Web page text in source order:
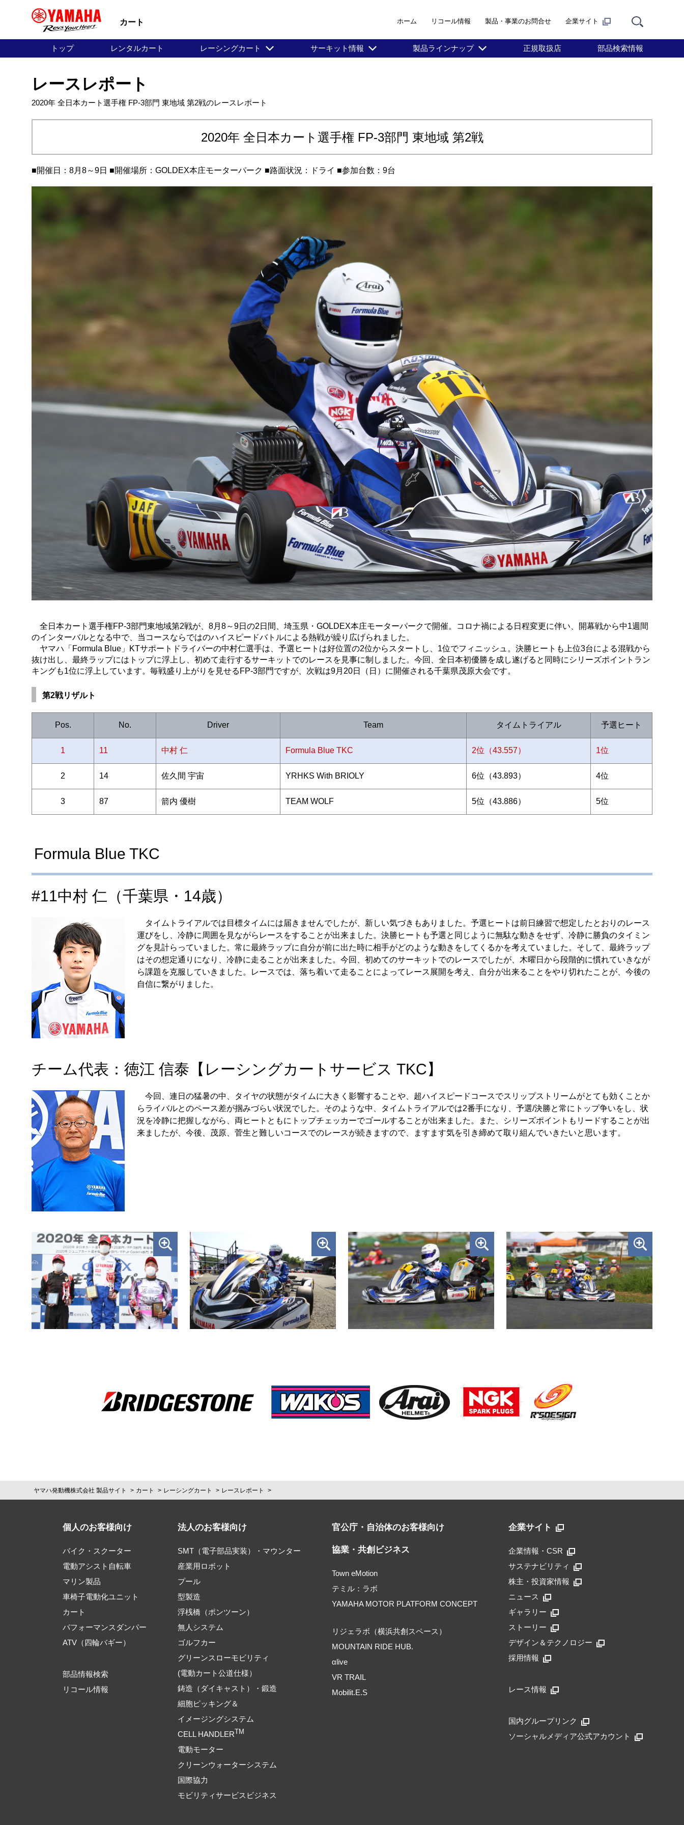
カート ホーム リコール情報 製品・事業のお問合せ 企業サイト
トップ レンタルカート レーシングカート サーキット情報 製品ラインナップ 正規取扱店 部品検索情報
レースレポート
2020年 全日本カート選手権 FP-3部門 東地域 第2戦のレースレポート
2020年 全日本カート選手権 FP-3部門 東地域 第2戦
■開催日：8月8～9日 ■開催場所：GOLDEX本庄モーターパーク ■路面状況：ドライ ■参加台数：9台
全日本カート選手権FP-3部門東地域第2戦が、8月8～9日の2日間、埼玉県・GOLDEX本庄モーターパークで開催。コロナ禍による日程変更に伴い、開幕戦から中1週間
のインターバルとなる中で、当コースならではのハイスピードバトルによる熱戦が繰り広げられました。
ヤマハ「Formula Blue」KTサポートドライバーの中村仁選手は、予選ヒートは好位置の2位からスタートし、1位でフィニッシュ。決勝ヒートも上位3台による混戦から
抜け出し、最終ラップにはトップに浮上し、初めて走行するサーキットでのレースを見事に制しました。今回、全日本初優勝を成し遂げると同時にシリーズポイントラン
キングも1位に浮上しています。毎戦盛り上がりを見せるFP-3部門ですが、次戦は9月20日（日）に開催される千葉県茂原大会です。
第2戦リザルト
Pos. No. Driver Team タイムトライアル 予選ヒート
1 11 中村 仁 Formula Blue TKC 2位（43.557） 1位
2 14 佐久間 宇宙 YRHKS With BRIOLY 6位（43.893） 4位
3 87 箭内 優樹 TEAM WOLF 5位（43.886） 5位
Formula Blue TKC
#11中村 仁（千葉県・14歳）
タイムトライアルでは目標タイムには届きませんでしたが、新しい気づきもありました。予選ヒートは前日練習で想定したとおりのレース
運びをし、冷静に周囲を見ながらレースをすることが出来ました。決勝ヒートも予選と同じように無駄な動きをせず、冷静に勝負のタイミン
グを見計らっていました。常に最終ラップに自分が前に出た時に相手がどのような動きをしてくるかを考えていました。そして、最終ラップ
はその想定通りになり、冷静に走ることが出来ました。今回、初めてのサーキットでのレースでしたが、木曜日から段階的に慣れていきなが
ら課題を克服していきました。レースでは、落ち着いて走ることによってレース展開を考え、自分が出来ることをやり切れたことが、今後の
自信に繋がりました。
チーム代表：徳江 信泰【レーシングカートサービス TKC】
今回、連日の猛暑の中、タイヤの状態がタイムに大きく影響することや、超ハイスピードコースでスリップストリームがとても効くことか
らライバルとのペース差が掴みづらい状況でした。そのような中、タイムトライアルでは2番手になり、予選/決勝と常にトップ争いをし、状
況を冷静に把握しながら、両ヒートともにトップチェッカーでゴールすることが出来ました。また、シリーズポイントもリードすることが出
来ましたが、今後、茂原、菅生と難しいコースでのレースが続きますので、ますます気を引き締めて取り組んでいきたいと思います。
ヤマハ発動機株式会社 製品サイト カート レーシングカート レースレポート
個人のお客様向け
バイク・スクーター
電動アシスト自転車
マリン製品
車椅子電動化ユニット
カート
パフォーマンスダンパー
ATV（四輪バギー）
部品情報検索
リコール情報
法人のお客様向け
SMT（電子部品実装）・マウンター
産業用ロボット
プール
型製造
浮桟橋（ポンツーン）
無人システム
ゴルフカー
グリーンスローモビリティ
(電動カート公道仕様）
鋳造（ダイキャスト）・鍛造
細胞ピッキング＆
イメージングシステム
CELL HANDLERTM
電動モーター
クリーンウォーターシステム
国際協力
モビリティサービスビジネス
官公庁・自治体のお客様向け
協業・共創ビジネス
Town eMotion
テミル：ラボ
YAMAHA MOTOR PLATFORM CONCEPT
リジェラボ（横浜共創スペース）
MOUNTAIN RIDE HUB.
αlive
VR TRAIL
Mobilit.E.S
企業サイト
企業情報・CSR
サステナビリティ
株主・投資家情報
ニュース
ギャラリー
ストーリー
デザイン＆テクノロジー
採用情報
レース情報
国内グループリンク
ソーシャルメディア公式アカウント